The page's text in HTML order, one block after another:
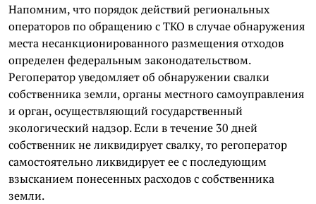
Напомним, что порядок действий региональных
операторов по обращению с ТКО в случае обнаружения
места несанкционированного размещения отходов
определен федеральным законодательством.
Регоператор уведомляет об обнаружении свалки
собственника земли, органы местного самоуправления
и орган, осуществляющий государственный
экологический надзор. Если в течение 30 дней
собственник не ликвидирует свалку, то регоператор
самостоятельно ликвидирует ее с последующим
взысканием понесенных расходов с собственника
земли.